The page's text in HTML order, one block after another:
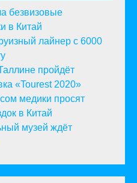
безвизовые
в Китай
лайнер с 6000
пройдёт
«Tourest 2020»
медики просят
в Китай
музей ждёт